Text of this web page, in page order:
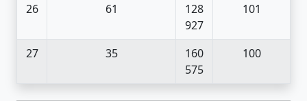
26 61
128
927
101
27 35
160
575
100